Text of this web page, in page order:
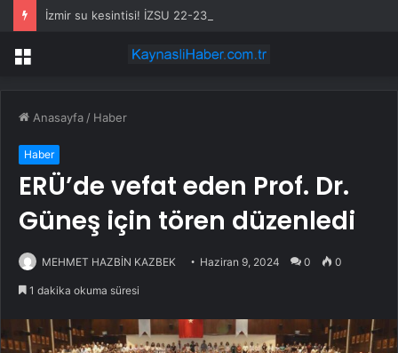
Menü
Anasayfa / Haber
Haber
ERÜ’de vefat eden Prof. Dr.
Güneş için tören düzenledi
MEHMET HAZBİN KAZBEK Haziran 9, 2024 0 0
1 dakika okuma süresi